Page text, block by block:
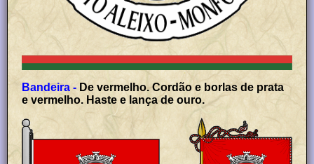
Bandeira - De vermelho. Cordão e borlas de prata
e vermelho. Haste e lança de ouro.